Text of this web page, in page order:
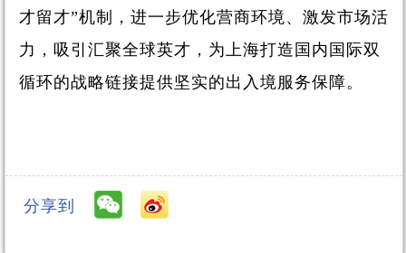
才留才”机制，进一步优化营商环境、激发市场活
力，吸引汇聚全球英才，为上海打造国内国际双
循环的战略链接提供坚实的出入境服务保障。
分享到